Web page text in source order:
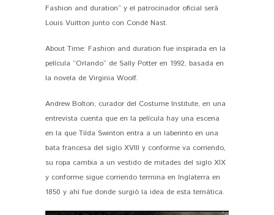
Fashion and duration” y el patrocinador oficial será
Louis Vuitton junto con Condé Nast.
About Time: Fashion and duration fue inspirada en la
película “Orlando” de Sally Potter en 1992, basada en
la novela de Virginia Woolf.
Andrew Bolton, curador del Costume Institute, en una
entrevista cuenta que en la película hay una escena
en la que Tilda Swinton entra a un laberinto en una
bata francesa del siglo XVIII y conforme va corriendo,
su ropa cambia a un vestido de mitades del siglo XIX
y conforme sigue corriendo termina en Inglaterra en
1850 y ahí fue donde surgió la idea de esta temática.